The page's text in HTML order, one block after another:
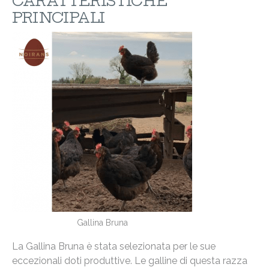
PRINCIPALI
Gallina Bruna
La Gallina Bruna è stata selezionata per le sue
eccezionali doti produttive. Le galline di questa razza